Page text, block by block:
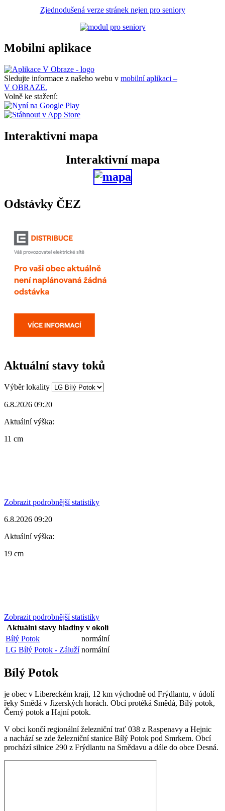
Zjednodušená verze stránek nejen pro seniory
Mobilní aplikace
Sledujte informace z našeho webu v mobilní aplikaci –
V OBRAZE.
Volně ke stažení:
Interaktivní mapa
Interaktivní mapa
Odstávky ČEZ
Aktuální stavy toků
Výběr lokality
6.8.2026 09:20
Aktuální výška:
11 cm
Zobrazit podrobnější statistiky
6.8.2026 09:20
Aktuální výška:
19 cm
Zobrazit podrobnější statistiky
Aktuální stavy hladiny v okolí
Bílý Potok
normální
LG Bílý Potok - Záluží normální
Bílý Potok
je obec v Libereckém kraji, 12 km východně od Frýdlantu, v údolí
řeky Smědá v Jizerských horách. Obcí protéká Smědá, Bílý potok,
Černý potok a Hajní potok.
V obci končí regionální železniční trať 038 z Raspenavy a Hejnic
a nachází se zde železniční stanice Bílý Potok pod Smrkem. Obcí
prochází silnice 290 z Frýdlantu na Smědavu a dále do obce Desná.